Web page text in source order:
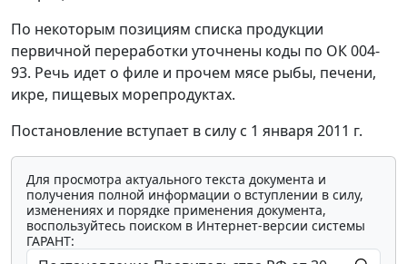
По некоторым позициям списка продукции
первичной переработки уточнены коды по ОК 004-
93. Речь идет о филе и прочем мясе рыбы, печени,
икре, пищевых морепродуктах.
Постановление вступает в силу с 1 января 2011 г.
Для просмотра актуального текста документа и
получения полной информации о вступлении в силу,
изменениях и порядке применения документа,
воспользуйтесь поиском в Интернет-версии системы
ГАРАНТ: